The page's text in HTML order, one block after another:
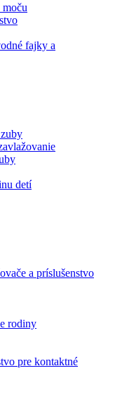
fajky a
detí
a príslušenstvo
rodiny
pre kontaktné